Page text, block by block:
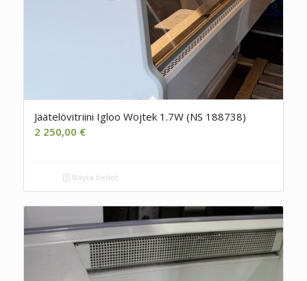
Jäätelövitriini Igloo Wojtek 1.7W (NS 188738)
2 250,00 €
Näytä tiedot